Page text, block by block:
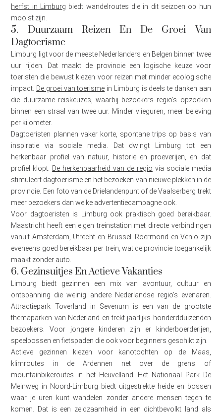
herfst in Limburg biedt wandelroutes die in dit seizoen op hun
mooist zijn.
5. Duurzaam Reizen En De Groei Van
Dagtoerisme
Limburg ligt voor de meeste Nederlanders en Belgen binnen twee
uur rijden. Dat maakt de provincie een logische keuze voor
toeristen die bewust kiezen voor reizen met minder ecologische
impact. De groei van toerisme in Limburg is deels te danken aan
die duurzame reiskeuzes, waarbij bezoekers regio’s opzoeken
binnen een straal van twee uur. Minder vlieguren, meer beleving
per kilometer.
Dagtoeristen plannen vaker korte, spontane trips op basis van
inspiratie via sociale media. Dat dwingt Limburg tot een
herkenbaar profiel van natuur, historie en proeverijen, en dat
profiel klopt.
De herkenbaarheid van de regio via sociale media
stimuleert dagtoerisme en het bezoeken van nieuwe plekken in de
provincie. Een foto van de Drielandenpunt of de Vaalserberg trekt
meer bezoekers dan welke advertentiecampagne ook.
Voor dagtoeristen is Limburg ook praktisch goed bereikbaar.
Maastricht heeft een eigen treinstation met directe verbindingen
vanuit Amsterdam, Utrecht en Brussel. Roermond en Venlo zijn
eveneens goed bereikbaar per trein, wat de provincie toegankelijk
maakt zonder auto.
6. Gezinsuitjes En Actieve Vakanties
Limburg biedt gezinnen een mix van avontuur, cultuur en
ontspanning die weinig andere Nederlandse regio’s evenaren.
Attractiepark Toverland in Sevenum is een van de grootste
themaparken van Nederland en trekt jaarlijks honderdduizenden
bezoekers. Voor jongere kinderen zijn er kinderboerderijen,
speelbossen en fietspaden die ook voor beginners geschikt zijn.
Actieve gezinnen kiezen voor kanotochten op de Maas,
klimroutes in de Ardennen net over de grens of
mountainbikeroutes in het Heuvelland. Het Nationaal Park De
Meinweg in Noord-Limburg biedt uitgestrekte heide en bossen
waar je uren kunt wandelen zonder andere mensen tegen te
komen. Dat is een zeldzaamheid in een dichtbevolkt land als